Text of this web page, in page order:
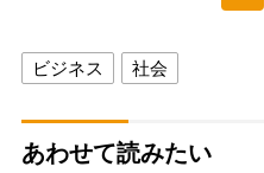
ビジネス 社会
あわせて読みたい